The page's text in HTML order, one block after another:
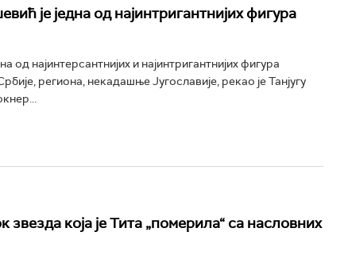
је једна од најинтригантнијих фигура
од најинтерсантнијих и најинтригантнијих фигура
региона, некадашње Југославије, рекао је Танјугу
која је Тита „померила“ са насловних